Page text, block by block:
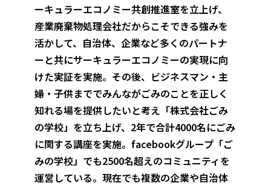
ーキュラーエコノミー共創推進室を立上げ、
産業廃棄物処理会社だからこそできる強みを
活かして、自治体、企業など多くのパートナ
ーと共にサーキュラーエコノミーの実現に向
けた実証を実施。その後、ビジネスマン・主
婦・子供まででみんながごみのことを正しく
知れる場を提供したいと考え「株式会社ごみ
の学校」を立ち上げ、2年で合計4000名にごみ
に関する講座を実施。facebookグループ「ご
みの学校」でも2500名超えのコミュニティを
運営している。現在でも複数の企業や自治体